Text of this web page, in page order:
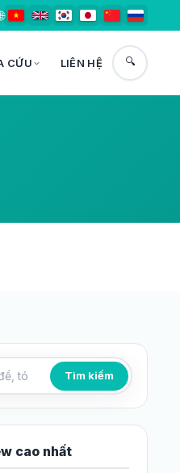
CỨU LIÊN HỆ 🔍
Tìm kiếm
cao nhất